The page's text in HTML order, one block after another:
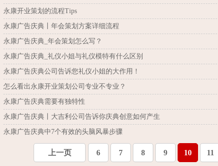
永康开业策划的流程Tips
永康广告庆典丨年会策划方案详细流程
永康广告庆典_年会策划怎么写？
永康广告庆典_礼仪小姐与礼仪模特有什么区别
永康广告庆典公司告诉您礼仪小姐的大作用！
怎么看出永康开业策划公司专业不专业？
永康广告庆典需要有独特性
永康广告庆典丨大吉利公司告诉你庆典创意如何产生
永康广告庆典中7个有效的头脑风暴步骤
上一页 6 7 8 9 10 11